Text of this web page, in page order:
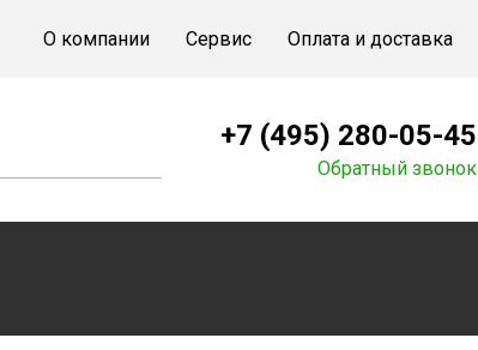
О компании Сервис Оплата и доставка
+7 (495) 280-05-45
Обратный звонок